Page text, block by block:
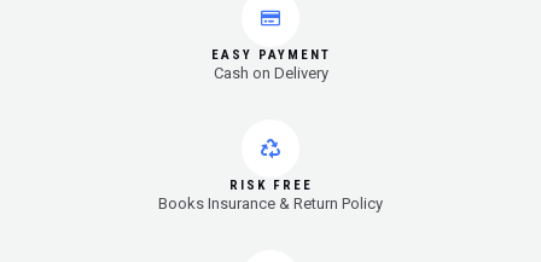
EASY PAYMENT
Cash on Delivery
RISK FREE
Books Insurance & Return Policy